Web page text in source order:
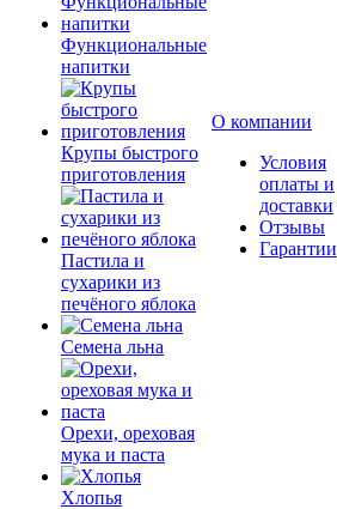
Функциональные
напитки
Крупы быстрого
приготовления
Пастила и
сухарики из
печёного яблока
Семена льна
Орехи, ореховая
мука и паста
Хлопья
О компании
Условия
оплаты и
доставки
Отзывы
Гарантии